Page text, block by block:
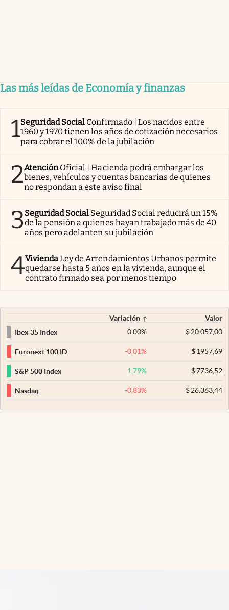
Las más leídas de Economía y finanzas
1Seguridad Social Confirmado | Los nacidos entre
1960 y 1970 tienen los años de cotización necesarios
para cobrar el 100% de la jubilación
2AtenciónOficial | Hacienda podrá embargar los
bienes, vehículos y cuentas bancarias de quienes
no respondan a este aviso final
3Seguridad Social Seguridad Social reducirá un 15%
de la pensión a quienes hayan trabajado más de 40
años pero adelanten su jubilación
4ViviendaLey de Arrendamientos Urbanos permite
quedarse hasta 5 años en la vivienda, aunque el
contrato firmado sea por menos tiempo
Variación
Valor
Ibex 35 Index
0,00% $20.057,00
Euronext 100 ID -0,01% $1957,69
S&P 500 Index 1,79% $7736,52
Nasdaq -0,83% $26.363,44